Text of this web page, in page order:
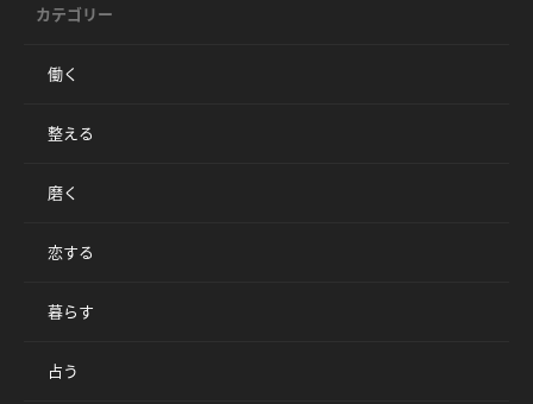
カテゴリー
働く
整える
磨く
恋する
暮らす
占う